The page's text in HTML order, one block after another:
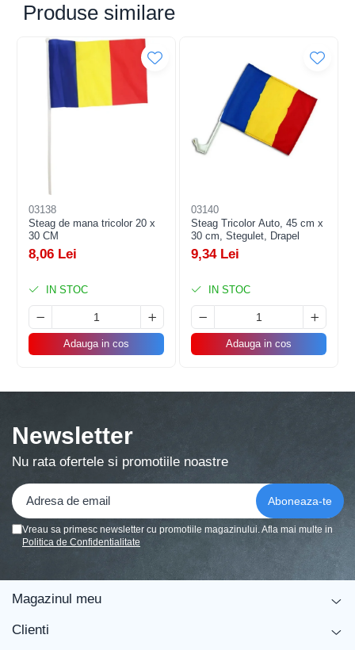
Descriere produs:
Suportul multifuncțional 2 în 1 este proiectat pentru a aduce
ordine și funcționalitate în baia ta. Cu un design compact și
pentru organizarea accesoriilor de igiena personala.
Produse similare
03138
Steag de mana tricolor 20 x
30 CM
8,06 Lei
IN STOC
Adauga in cos
03140
Steag Tricolor Auto, 45 cm x
30 cm, Stegulet, Drapel
9,34 Lei
IN STOC
Adauga in cos
Newsletter
Nu rata ofertele si promotiile noastre
Vreau sa primesc newsletter cu promotiile magazinului. Afla mai multe in
Politica de Confidentialitate
Magazinul meu
Clienti